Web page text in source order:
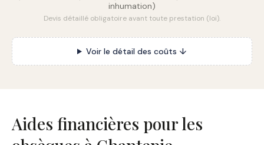
inhumation)
Devis détaillé obligatoire avant toute prestation (loi).
Voir le détail des coûts ↓
Aides financières pour les